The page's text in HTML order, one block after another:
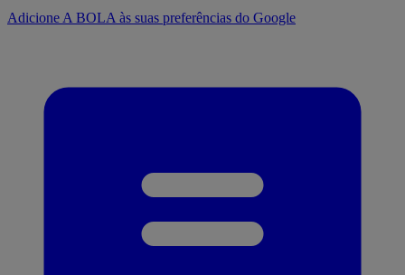
Adicione A BOLA às suas preferências do Google